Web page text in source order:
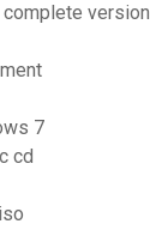
version
7
cd